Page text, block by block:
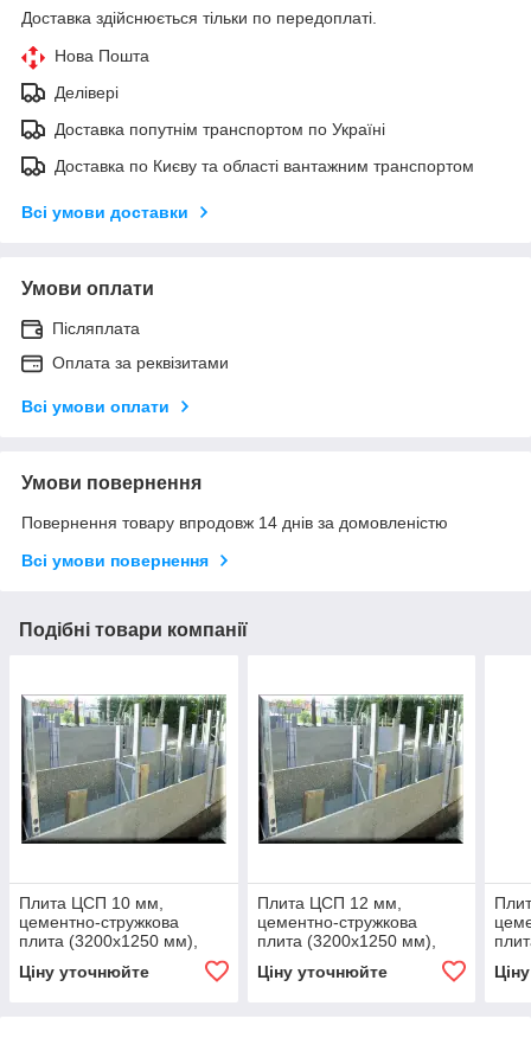
Доставка здійснюється тільки по передоплаті.
Нова Пошта
Делівері
Доставка попутнім транспортом по Україні
Доставка по Києву та області вантажним транспортом
Всі умови доставки
Умови оплати
Післяплата
Оплата за реквізитами
Всі умови оплати
Умови повернення
Повернення товару впродовж 14 днів за домовленістю
Всі умови повернення
Подібні товари компанії
Плита ЦСП 10 мм,
цементно-стружкова
плита (3200х1250 мм),
опалубки
Ціну уточнюйте
Плита ЦСП 12 мм,
цементно-стружкова
плита (3200х1250 мм),
опалубки
Ціну уточнюйте